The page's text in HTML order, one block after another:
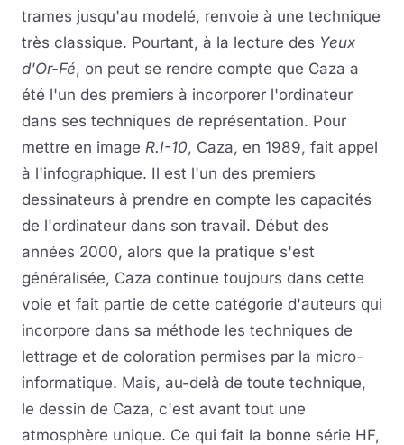
trames jusqu'au modelé, renvoie à une technique
très classique. Pourtant, à la lecture des Yeux
d'Or-Fé, on peut se rendre compte que Caza a
été l'un des premiers à incorporer l'ordinateur
dans ses techniques de représentation. Pour
mettre en image R.I-10, Caza, en 1989, fait appel
à l'infographique. Il est l'un des premiers
dessinateurs à prendre en compte les capacités
de l'ordinateur dans son travail. Début des
années 2000, alors que la pratique s'est
généralisée, Caza continue toujours dans cette
voie et fait partie de cette catégorie d'auteurs qui
incorpore dans sa méthode les techniques de
lettrage et de coloration permises par la micro-
informatique. Mais, au-delà de toute technique,
le dessin de Caza, c'est avant tout une
atmosphère unique. Ce qui fait la bonne série HF,